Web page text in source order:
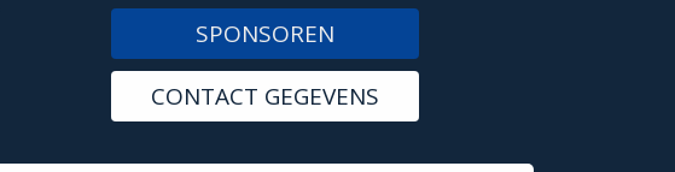
SPONSOREN
CONTACT GEGEVENS